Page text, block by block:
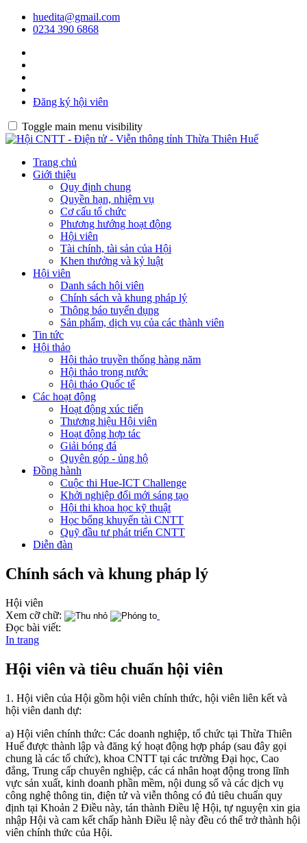
huedita@gmail.com
0234 390 6868
Đăng ký hội viên
Toggle main menu visibility
Trang chủ
Giới thiệu
Quy định chung
Quyền hạn, nhiệm vụ
Cơ cấu tổ chức
Phương hướng hoạt động
Hội viên
Tài chính, tài sản của Hội
Khen thưởng và kỷ luật
Hội viên
Danh sách hội viên
Chính sách và khung pháp lý
Thông báo tuyển dụng
Sản phẩm, dịch vụ của các thành viên
Tin tức
Hội thảo
Hội thảo truyền thống hàng năm
Hội thảo trong nước
Hội thảo Quốc tế
Các hoạt động
Hoạt động xúc tiến
Thương hiệu Hội viên
Hoạt động hợp tác
Giải bóng đá
Quyên góp - ủng hộ
Đồng hành
Cuộc thi Hue-ICT Challenge
Khởi nghiệp đổi mới sáng tạo
Hội thi khoa học kỹ thuật
Học bổng khuyến tài CNTT
Quỹ đầu tư phát triển CNTT
Diễn đàn
Chính sách và khung pháp lý
Hội viên
Xem cỡ chữ:
Đọc bài viết:
In trang
Hội viên và tiêu chuẩn hội viên
1. Hội viên của Hội gồm hội viên chính thức, hội viên liên kết và
hội viên danh dự:
a) Hội viên chính thức: Các doanh nghiệp, tổ chức tại Thừa Thiên
Huế được thành lập và đăng ký hoạt động hợp pháp (sau đây gọi
chung là các tổ chức), khoa CNTT tại các trường Đại học, Cao
đẳng, Trung cấp chuyên nghiệp, các cá nhân hoạt động trong lĩnh
vực sản xuất, kinh doanh phần mềm, nội dung số và các dịch vụ
công nghệ thông tin, điện tử và viễn thông có đủ tiêu chuẩn quy
định tại Khoản 2 Điều này, tán thành Điều lệ Hội, tự nguyện xin gia
nhập Hội và cam kết chấp hành Điều lệ này đều có thể trở thành hội
viên chính thức của Hội.